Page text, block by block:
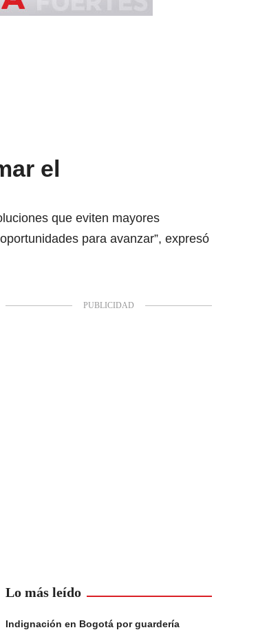
el
que eviten mayores
para avanzar”, expresó
Lo más leído
Indignación en Bogotá por guardería